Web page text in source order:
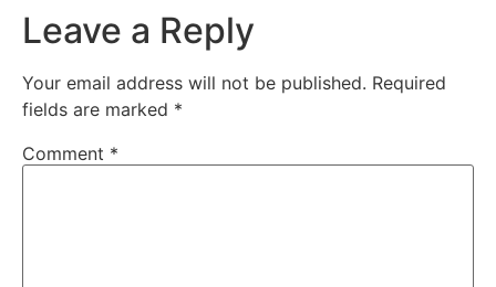
Leave a Reply
Your email address will not be published. Required
fields are marked *
Comment *